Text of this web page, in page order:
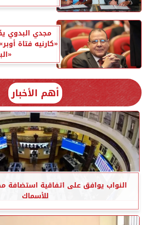
مجدي البدوي
«كارنيه فتاة
أهم الأخبار
النواب يوافق على اتفاقية استضافة
للأسماك